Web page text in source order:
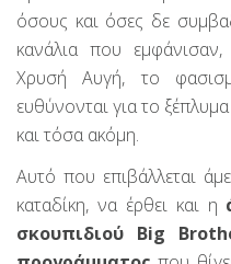
όσους και όσες δε
κανάλια που
Χρυσή Αυγή, το
ευθύνονται για το
και τόσα ακόμη.
Αυτό που επιβάλλεται
καταδίκη, να έρθει και η
σκουπιδιού Big